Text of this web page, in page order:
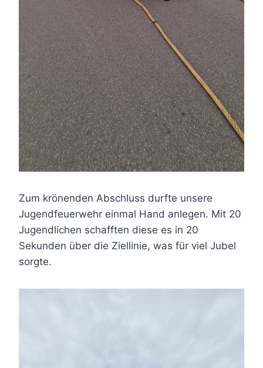
Zum krönenden Abschluss durfte unsere
Jugendfeuerwehr einmal Hand anlegen. Mit 20
Jugendlichen schafften diese es in 20
Sekunden über die Ziellinie, was für viel Jubel
sorgte.